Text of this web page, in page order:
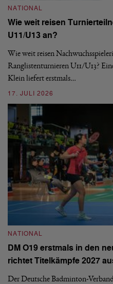
NATIONAL
Wie weit reisen
U11/U13 an?
Wie weit reisen
Ranglistenturnieren U11/U13?
Klein liefert erstmals…
17. JULI 2026
NATIONAL
DM O19 erstmals in den
richtet Titelkämpfe 2027
Der Deutsche Badminton-